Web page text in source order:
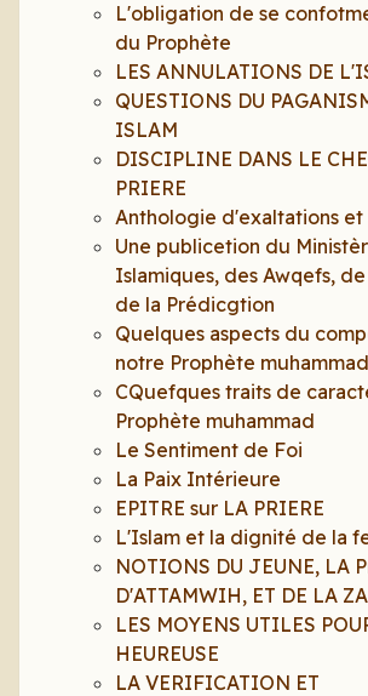
L'obligation de se
du Prophète
LES ANNULATIONS DE
QUESTIONS DU
ISLAM
DISCIPLINE DANS LE
PRIERE
Anthologie d'exaltations
Une publicetion du
Islamiques, des Awqefs,
de la Prédicgtion
Quelques aspects du
notre Prophète muhammad
CQuefques traits de
Prophète muhammad
Le Sentiment de Foi
La Paix Intérieure
EPITRE sur LA PRIERE
L'Islam et la dignité de la
NOTIONS DU JEUNE, LA
D'ATTAMWIH, ET DE LA
LES MOYENS UTILES
HEUREUSE
LA VERIFICATION ET